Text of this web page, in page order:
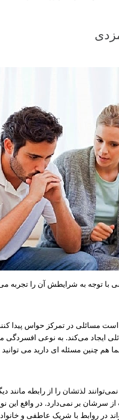
با توجه به شرایطش آن را تجربه
مسائلی در تمرکز حواس پیدا کنند
می‌کند. به نوعی افسردگی
هم چنین مسئله ای دارید می توانید
لذتشان را از رابطه مانند
سرشان بر نمی‌دارد. در واقع این
در روابط با شریک عاطفی و